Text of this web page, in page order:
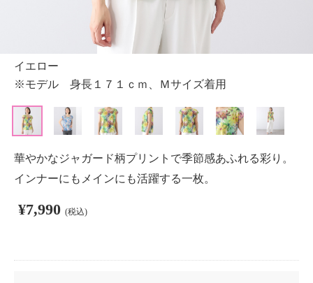
イエロー
※モデル 身長１７１ｃｍ、Ｍサイズ着用
華やかなジャガード柄プリントで季節感あふれる彩り。
インナーにもメインにも活躍する一枚。
¥7,990 (税込)